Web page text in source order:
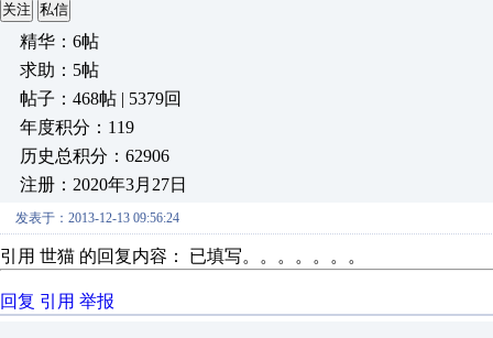
关注 私信
精华：6帖
求助：5帖
帖子：468帖 | 5379回
年度积分：119
历史总积分：62906
注册：2020年3月27日
发表于：2013-12-13 09:56:24
引用 世猫 的回复内容： 已填写。。。。。。。
回复 引用 举报